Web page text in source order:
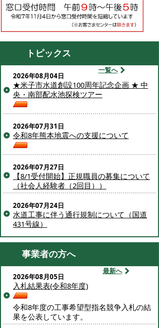
トピックス
一覧へ
2026年08月04日
★米子市水道創設100周年記念企画 ★ 中
央・南部配水池探検ツアー
2026年07月31日
令和8年熊本地震への支援について
2026年07月27日
【8/1受付開始】正規職員の募集について
（社会人経験者（2回目））
2026年07月24日
水道工事に伴う通行規制について（国道
431号線）
事業者の方へ
最新へ
2026年08月05日
入札結果表(令和8年度)
令和8年度の工事希望型指名競争入札の結
果を公表しています。